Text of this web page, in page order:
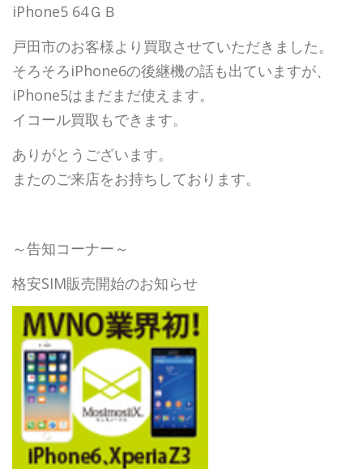
iPhone5 64ＧＢ
戸田市のお客様より買取させていただきました。
そろそろiPhone6の後継機の話も出ていますが、
iPhone5はまだまだ使えます。
イコール買取もできます。
ありがとうございます。
またのご来店をお持ちしております。
～告知コーナー～
格安SIM販売開始のお知らせ